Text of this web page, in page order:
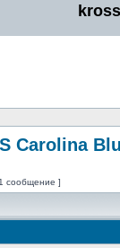
Carolina
сообщение ]